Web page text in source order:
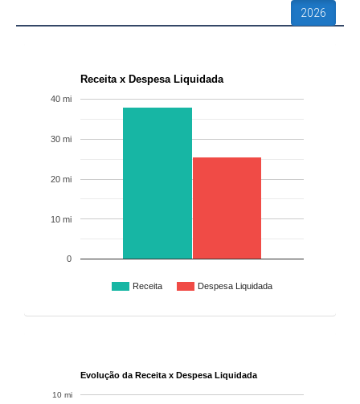
2026
Receita x Despesa Liquidada
Receita Despesa Liquidada
0
10 mi
20 mi
30 mi
40 mi
Evolução da Receita x Despesa Liquidada
10 mi